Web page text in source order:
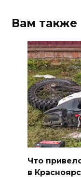
Вам также
Что
в